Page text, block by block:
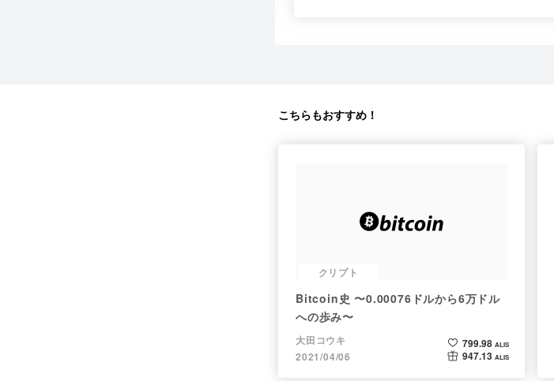
こちらもおすすめ！
クリプト
Bitcoin史 〜0.00076ドルから6万ドル
への歩み〜
大田コウキ
2021/04/06
799.98 ALIS
947.13 ALIS